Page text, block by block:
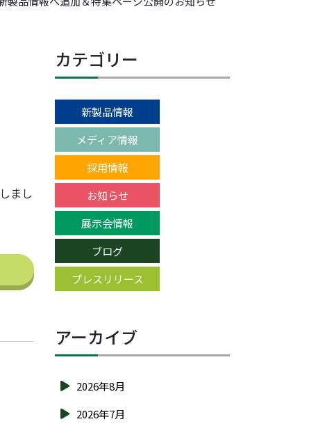
まし
カテゴリー
新製品情報
メディア情報
採用情報
お知らせ
展示会情報
ブログ
プレスリリース
アーカイブ
2026年8月
2026年7月